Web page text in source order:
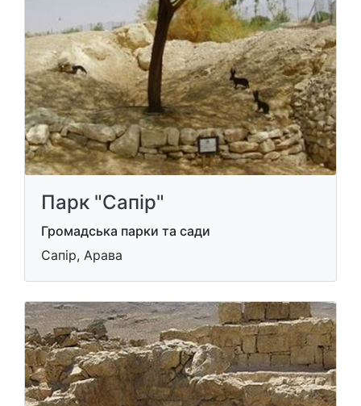
Парк "Сапір"
Громадська парки та сади
Сапір, Арава